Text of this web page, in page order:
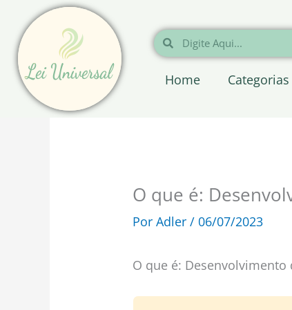
para
conteúdo
Pesquisar
Pesquisar
Home Categorias
O que é:
PorAdler/ 06/07/2023
O que é: